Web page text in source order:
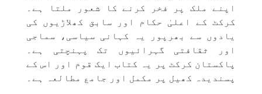
اپنے ملک پر فخر کرنے کا شعور ملتا ہے۔
کرکٹ کے اعلیٰ حکام اور سابق کھلاڑیوں کی
یادوں سے بھرپور یہ کہانی سیاسی، سماجی
اور ثقافتی گہرائیوں تک پہنچتی ہے۔
پاکستان کرکٹ پر یہ کتاب ایک قوم اور اس کے
پسندیدہ کھیل پر مکمل اور جامع مطالعہ ہے۔